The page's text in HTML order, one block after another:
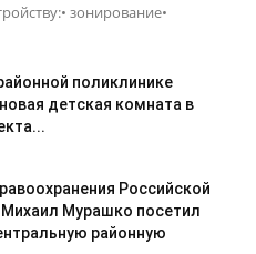
зонирование•
поликлинике
детская комната в
Российской
Мурашко посетил
районную